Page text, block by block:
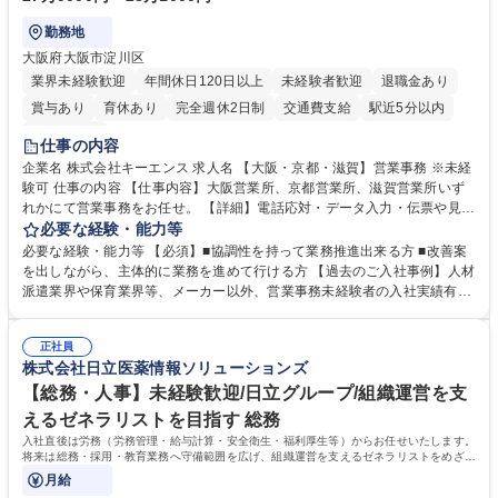
勤務地
大阪府大阪市淀川区
業界未経験歓迎
年間休日120日以上 未経験者歓迎
退職金あり
賞与あり
育休あり 完全週休2日制 交通費支給
駅近5分以内
土日祝休み
仕事の内容
企業名 株式会社キーエンス 求人名 【大阪・京都・滋賀】営業事務 ※未経
験可 仕事の内容 【仕事内容】大阪営業所、京都営業所、滋賀営業所いず
れかにて営業事務をお任せ。 【詳細】電話応対・データ入力・伝票や見積
の作成・カタログ送付・来客対応・営業所内で発生する事務業務や業務改
善をお任せ。 【教育制度】ご入社後、育成担当とペアになりながらOJTに
て業務を覚えていただくことが可能です。業務システムがきちんと構築さ
れているため、スムーズに仕事に慣れることができる環境です。また、
募集職種 【大阪・京都・滋賀】営業事務 ※未経験可
必要な経験・能力等
必要な経験・能力等 【必須】■協調性を持って業務推進出来る方 ■改善案
を出しながら、主体的に業務を進めて行ける方 【過去のご入社事例】人材
派遣業界や保育業界等、メーカー以外、営業事務未経験者の入社実績有
えて、お客様や社員の状況に合わせ、能動的なサポート、改善の動きも期
待され。組織を支えるスペシャリストとして、チームに貢献し、結果的に
社員から頼られる存在になることができます。平均19:30の退勤以降の業
務の持ち帰りも禁止されており、メリハリのある働き方となります。 学
歴・資格 学歴：大学院 大学 高専 短大 語学力： 資格：
正社員
株式会社日立医薬情報ソリューションズ
【総務・人事】未経験歓迎/日立グループ/組織運営を支
えるゼネラリストを目指す 総務
入社直後は労務（労務管理・給与計算・安全衛生・福利厚生等）からお任せいたします。
将来は総務・採用・教育業務へ守備範囲を広げ、組織運営を支えるゼネラリストをめざせ
ます。
月給